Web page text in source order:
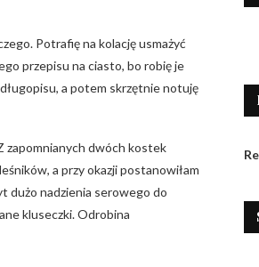
Potrafię na kolację usmażyć
przepisu na ciasto, bo robię je
a potem skrzętnie notuję
zapomnianych dwóch kostek
a przy okazji postanowiłam
dużo nadzienia serowego do
kluseczki. Odrobina